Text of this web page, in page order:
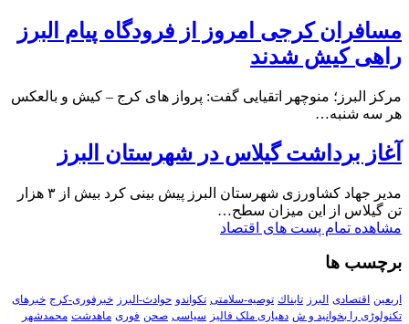
مسافران کرجی امروز از فرودگاه پیام البرز
راهی کیش شدند
مرکز البرز؛ منوچهر اتقیایی گفت: پرواز های کرج – کیش و بالعکس
هر سه شنبه…
آغاز برداشت گیلاس در شهرستان البرز
مدیر جهاد کشاورزی شهرستان البرز پیش بینی کرد بیش از ۳ هزار
تن گیلاس از این میزان سطح…
مشاهده تمام پست های اقتصاد
برچسب ها
اربعین اقتصادی البرز تابناك توصیه-سلامتی تکواندو حوادث-البرز خبرفوری-کرج خبرهای
تکنولوڑی را بخوانید و ش دهیاری ملک فالیز سیاسی صحن فوری ماهدشت محمدشهر